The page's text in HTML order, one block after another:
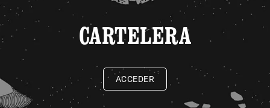
CARTELERA
ACCEDER